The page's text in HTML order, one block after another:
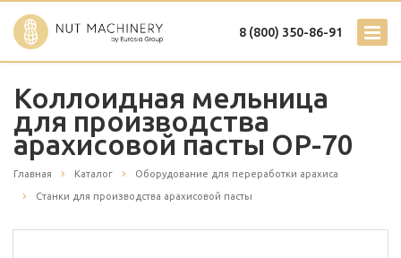
8 (800) 350-86-91
Коллоидная мельница
для производства
арахисовой пасты OP-70
Главная Каталог Оборудование для переработки арахиса
Станки для производства арахисовой пасты